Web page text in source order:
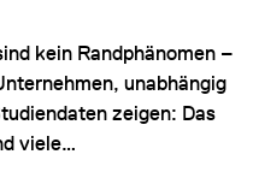
kein Randphänomen –
unabhängig
zeigen: Das
viele…